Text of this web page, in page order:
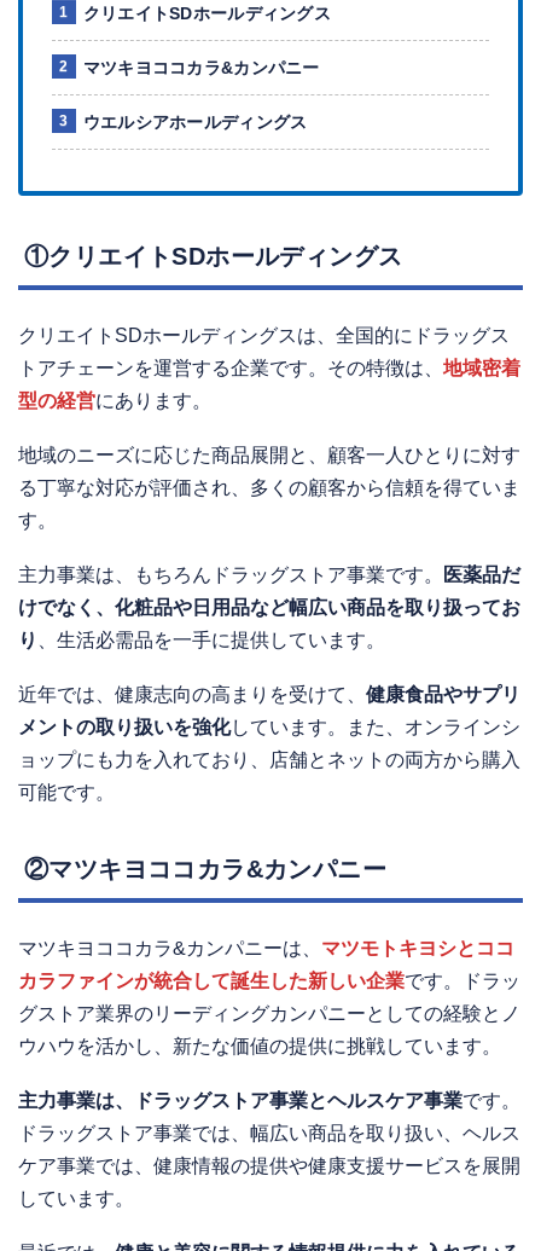
クリエイトSDホールディングス
マツキヨココカラ&カンパニー
ウエルシアホールディングス
①クリエイトSDホールディングス
クリエイトSDホールディングスは、全国的にドラッグス
トアチェーンを運営する企業です。その特徴は、 地域密着
型の経営にあります。
地域のニーズに応じた商品展開と、顧客一人ひとりに対す
る丁寧な対応が評価され、多くの顧客から信頼を得ていま
す。
主力事業は、もちろんドラッグストア事業です。
医薬品だ
けでなく、化粧品や日用品など幅広い商品を取り扱ってお
り
、生活必需品を一手に提供しています。
近年では、健康志向の高まりを受けて、 健康食品やサプリ
メントの取り扱いを強化しています。また、オンラインシ
ョップにも力を入れており、店舗とネットの両方から購入
可能です。
②マツキヨココカラ&カンパニー
マツキヨココカラ&カンパニーは、 マツモトキヨシとココ
カラファインが統合して誕生した新しい企業です。ドラッ
グストア業界のリーディングカンパニーとしての経験とノ
ウハウを活かし、新たな価値の提供に挑戦しています。
主力事業は、ドラッグストア事業とヘルスケア事業です。
ドラッグストア事業では、幅広い商品を取り扱い、ヘルス
ケア事業では、健康情報の提供や健康支援サービスを展開
しています。